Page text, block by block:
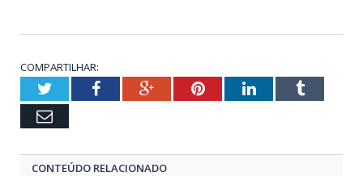
COMPARTILHAR:
TwitterFacebookGoogle+PinterestLinkedInTumblr
Email
CONTEÚDO RELACIONADO